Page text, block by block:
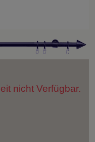
nicht Verfügbar.